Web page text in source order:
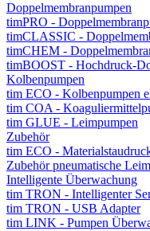
Doppelmembranpumpen
timPRO -
timCLASSIC -
timCHEM -
timBOOST - Hochdruck-
Kolbenpumpen
tim ECO - Kolbenpumpen
tim COA -
tim GLUE - Leimpumpen
Zubehör
tim ECO -
Zubehör pneumatische
Intelligente Überwachung
tim TRON - Intelligenter
tim TRON - USB Adapter
tim LINK - Pumpen